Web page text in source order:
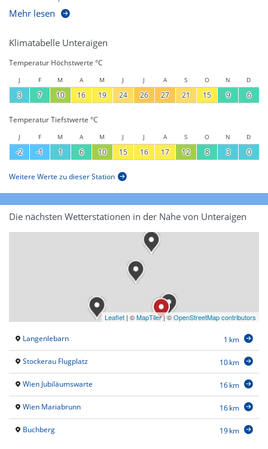
Mehr lesen
Klimatabelle Unteraigen
Temperatur Höchstwerte °C
J F M A M J J A S O N D
3 7 10 16 19 24 26 27 21 15 9 6
Temperatur Tiefstwerte °C
J F M A M J J A S O N D
-2 -1 1 6 10 15 16 17 12 8 3 0
Weitere Werte zu dieser Station
Die nächsten Wetterstationen in der Nähe von Unteraigen
Leaflet | ©MapTiler| ©OpenStreetMap contributors
Langenlebarn 1 km
Stockerau Flugplatz 10 km
Wien Jubiläumswarte 16 km
Wien Mariabrunn 16 km
Buchberg 19 km